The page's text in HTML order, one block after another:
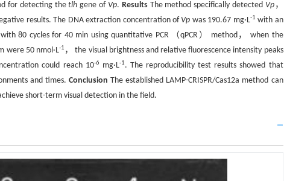
for detecting thetlh gene of Vp. ResultsThe method specifically detected Vp，
results. The DNA extraction concentration of Vp was 190.67 mg·L-1 with an
80 cycles for 40 min using quantitative PCR （qPCR） method， when the
were 50 nmol·L-1 ， the visual brightness and relative fluorescence intensity peaks
could reach 10-6mg·L-1. The reproducibility test results showed that
and times.Conclusion The established LAMP-CRISPR/Cas12a method can
short-term visual detection in the field.